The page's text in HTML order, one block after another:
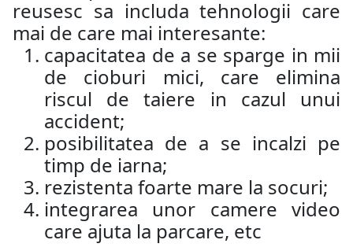
reusesc sa includa tehnologii care
mai de care mai interesante:
capacitatea de a se sparge in mii
de cioburi mici, care elimina
riscul de taiere in cazul unui
accident;
posibilitatea de a se incalzi pe
timp de iarna;
rezistenta foarte mare la socuri;
integrarea unor camere video
care ajuta la parcare, etc